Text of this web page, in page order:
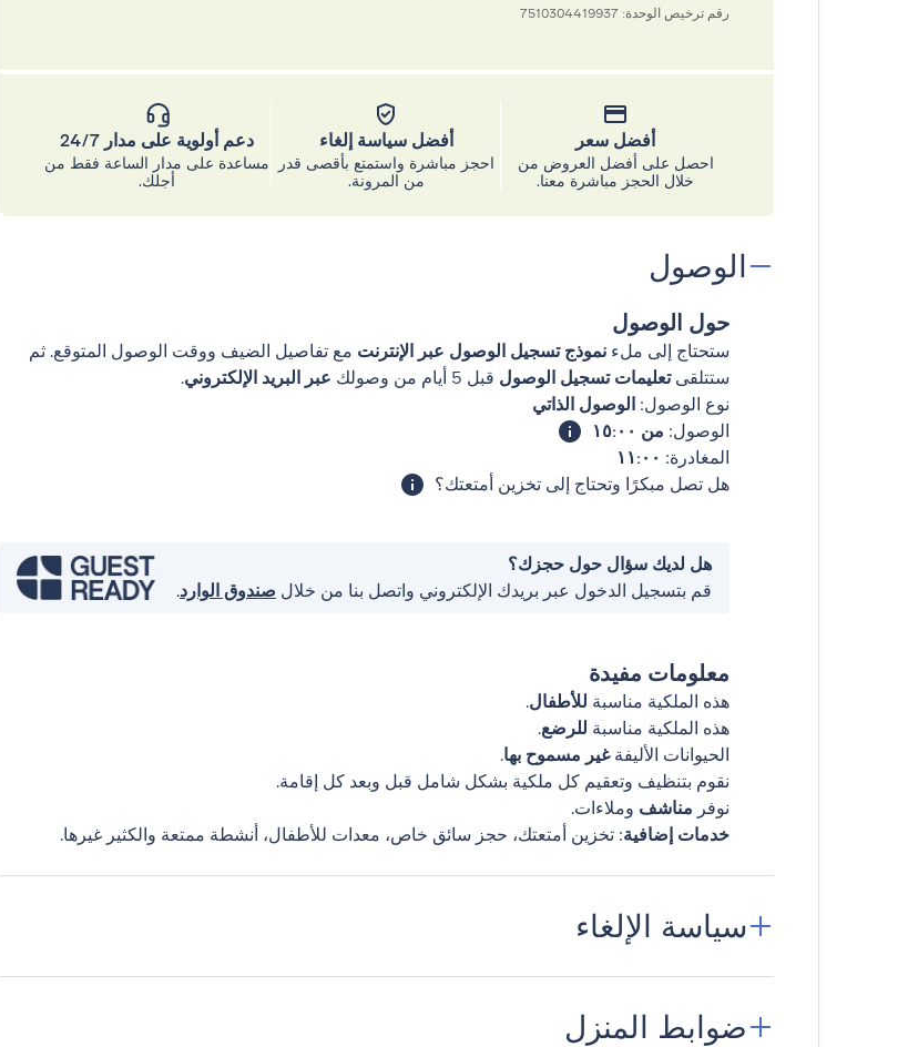
رقم ترخيص الوحدة: 7510304419937
أفضل سعر
احصل على أفضل العروض من
خلال الحجز مباشرة معنا.
أفضل سياسة إلغاء
احجز مباشرة واستمتع بأقصى قدر
من المرونة.
دعم أولوية على مدار 24/7
مساعدة على مدار الساعة فقط من
أجلك.
الوصول
حول الوصول
ستحتاج إلى ملء نموذج تسجيل الوصول عبر الإنترنت مع تفاصيل الضيف ووقت الوصول المتوقع. ثم
ستتلقىتعليمات تسجيل الوصول قبل 5 أيام من وصولك عبر البريد الإلكتروني.
نوع الوصول: الوصول الذاتي
الوصول: من ١٥:٠٠
المغادرة: ١١:٠٠
هل تصل مبكرًا وتحتاج إلى تخزين أمتعتك؟
هل لديك سؤال حول حجزك؟
قم بتسجيل الدخول عبر بريدك الإلكتروني واتصل بنا من خلال صندوق الوارد.
معلومات مفيدة
هذه الملكية مناسبة للأطفال.
هذه الملكية مناسبة للرضع.
الحيوانات الأليفةغير مسموح بها.
نقوم بتنظيف وتعقيم كل ملكية بشكل شامل قبل وبعد كل إقامة.
نوفر مناشف وملاءات.
خدمات إضافية: تخزين أمتعتك، حجز سائق خاص، معدات للأطفال، أنشطة ممتعة والكثير غيرها.
سياسة الإلغاء
ضوابط المنزل